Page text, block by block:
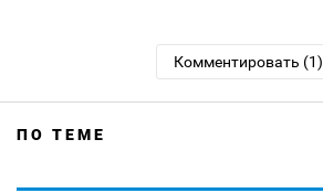
Комментировать (1)
ПО ТЕМЕ